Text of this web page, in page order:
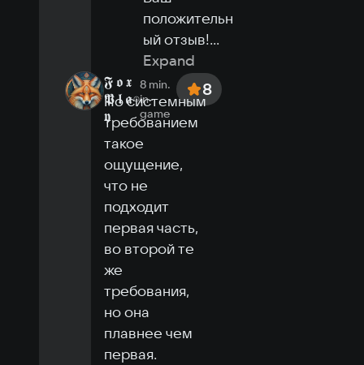
положительн
ый отзыв!...
Expand
𝕱 𝖔 𝖝
𝕻 𝖑 𝖆
𝖞
8 min.
in-
game
8
По системным
требованием
такое
ощущение,
что не
подходит
первая часть,
во второй те
же
требования,
но она
плавнее чем
первая.